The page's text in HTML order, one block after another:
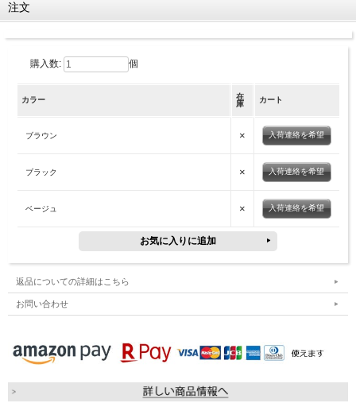
注文
購入数: 個
カラー
在
庫
カート
ブラウン × 入荷連絡を希望
ブラック × 入荷連絡を希望
ベージュ × 入荷連絡を希望
返品についての詳細はこちら
お問い合わせ